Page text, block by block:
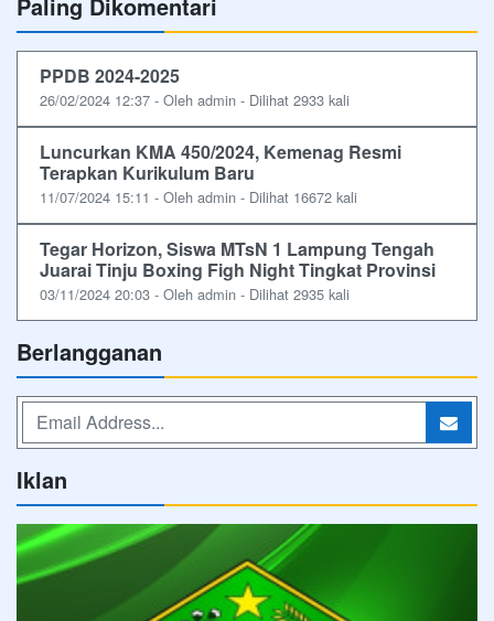
PPDB 2024-2025
26/02/2024 12:37 - Oleh admin - Dilihat 2933 kali
Luncurkan KMA 450/2024, Kemenag Resmi
Terapkan Kurikulum Baru
11/07/2024 15:11 - Oleh admin - Dilihat 16672 kali
Tegar Horizon, Siswa MTsN 1 Lampung Tengah
Juarai Tinju Boxing Figh Night Tingkat Provinsi
03/11/2024 20:03 - Oleh admin - Dilihat 2935 kali
Berlangganan
Iklan